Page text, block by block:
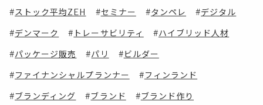
ストック平均ZEH セミナー タンペレ デジタル
デンマーク トレーサビリティ ハイブリッド人材
パッケージ販売 パリ ビルダー
ファイナンシャルプランナー フィンランド
ブランディング ブランド ブランド作り